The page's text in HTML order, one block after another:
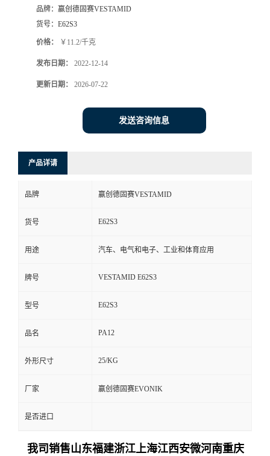
系
言
品牌： 赢创德固赛VESTAMID
货号： E62S3
价格： ￥11.2/千克
发布日期： 2022-12-14
更新日期： 2026-07-22
发送咨询信息
产品详请
品牌 赢创德固赛VESTAMID
货号 E62S3
用途 汽车、电气和电子、工业和体育应用
牌号 VESTAMID E62S3
型号 E62S3
品名 PA12
外形尺寸 25/KG
厂家 赢创德固赛EVONIK
是否进口
我司销售山东福建浙江上海江西安微河南重庆